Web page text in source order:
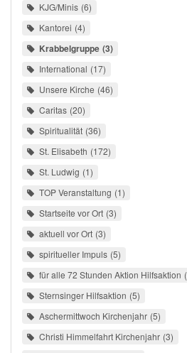
KJG/Minis 6
Kantorei 4
Krabbelgruppe 3
International 17
Unsere Kirche 46
Caritas 20
Spiritualität 36
St. Elisabeth 172
St. Ludwig 1
TOP Veranstaltung 1
Startseite vor Ort 3
aktuell vor Ort 3
spiritueller Impuls 5
für alle 72 Stunden Aktion Hilfsaktion
Sternsinger Hilfsaktion 5
Aschermittwoch Kirchenjahr 5
Christi Himmelfahrt Kirchenjahr 3